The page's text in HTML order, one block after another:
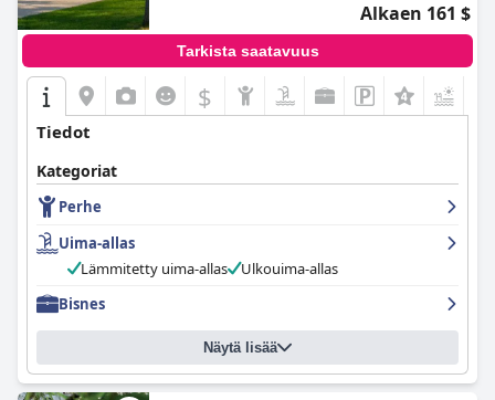
Alkaen 161 $
Tarkista saatavuus
$
Tiedot
Kategoriat
Perhe
Uima-allas
Lämmitetty uima-allas
Ulkouima-allas
Bisnes
Näytä lisää